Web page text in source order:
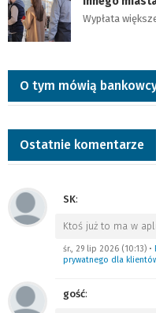
Wypłata
O tym mówią
Ostatnie komentarze
SK:
Ktoś już to ma w
śr., 29 lip 2026 (10:13) •
prywatnego dla
gość: